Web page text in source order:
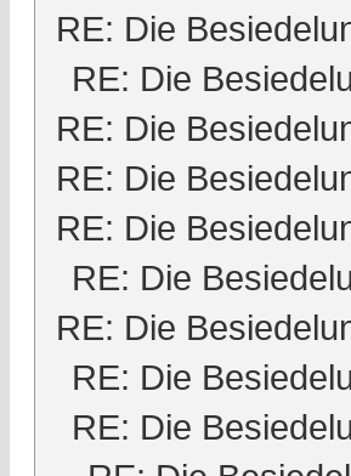
RE: Die
RE: Die
RE: Die
RE: Die
RE: Die
RE: Die
RE: Die
RE: Die
RE: Die